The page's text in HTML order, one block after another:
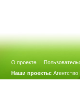
О проекте |
Наши проекты: